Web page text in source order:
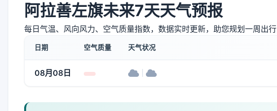
阿拉善左旗未来7天天气预报
每日气温、风向风力、空气质量指数，数据实时更新，助您规划一周出行
日期 空气质量 天气状况
08月08日